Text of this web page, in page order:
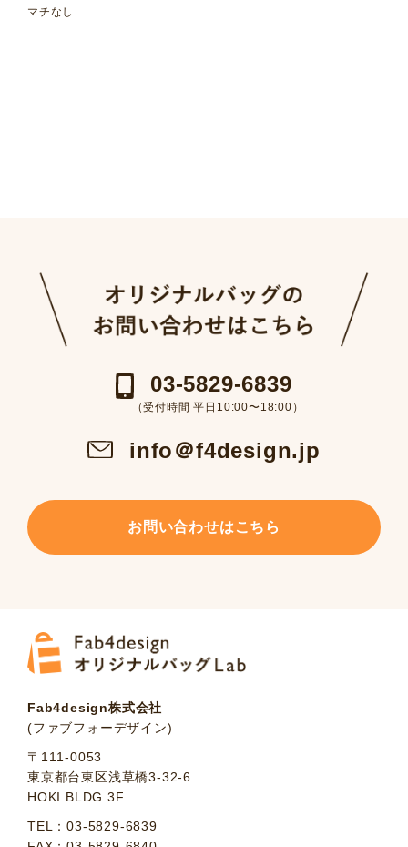
マチなし
03-5829-6839
（受付時間 平日10:00〜18:00）
info＠f4design.jp
お問い合わせはこちら
Fab4design株式会社
(ファブフォーデザイン)
〒111-0053
東京都台東区浅草橋3-32-6
HOKI BLDG 3F
TEL：03-5829-6839